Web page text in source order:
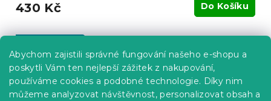
Abychom zajistili správné fungování našeho e-shopu a
poskytli Vám ten nejlepší zážitek z nakupování,
používáme cookies a podobné technologie. Díky nim
můžeme analyzovat návštěvnost, personalizovat obsah a
430 Kč Do Košíku